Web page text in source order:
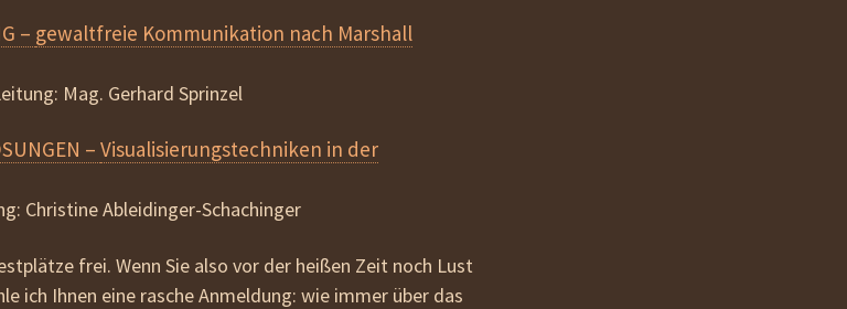
– gewaltfreie Kommunikation nach Marshall
Mag. Gerhard Sprinzel
– Visualisierungstechniken in der
Christine Ableidinger-Schachinger
frei. Wenn Sie also vor der heißen Zeit noch Lust
ich Ihnen eine rasche Anmeldung: wie immer über das